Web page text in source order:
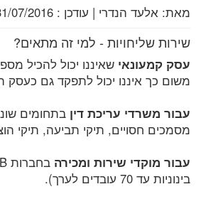
מאת: אלעד הנדרי | עודכן : 07/2016
שירות שליחויות - למי זה מתאים?
עסק קמעונאי שאיננו יכול להכיל
משום כך איננו יכול לתפקד גם
עבור משרדי עריכת דין בתחומים
מסמכים חסויים, תיקי תביעה, תיקי
עבור מוקדי שירות ומכירה
בינוניות עד 70 עובדים לערך).